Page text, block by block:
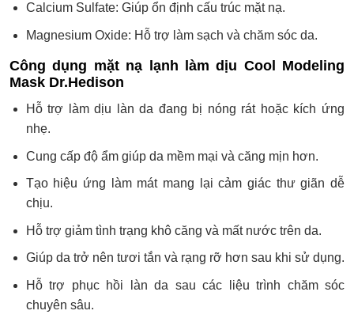
Calcium Sulfate: Giúp ổn định cấu trúc mặt nạ.
Magnesium Oxide: Hỗ trợ làm sạch và chăm sóc da.
Công dụng mặt nạ lạnh làm dịu Cool Modeling
Mask Dr.Hedison
Hỗ trợ làm dịu làn da đang bị nóng rát hoặc kích ứng
nhẹ.
Cung cấp độ ẩm giúp da mềm mại và căng mịn hơn.
Tạo hiệu ứng làm mát mang lại cảm giác thư giãn dễ
chịu.
Hỗ trợ giảm tình trạng khô căng và mất nước trên da.
Giúp da trở nên tươi tắn và rạng rỡ hơn sau khi sử dụng.
Hỗ trợ phục hồi làn da sau các liệu trình chăm sóc
chuyên sâu.